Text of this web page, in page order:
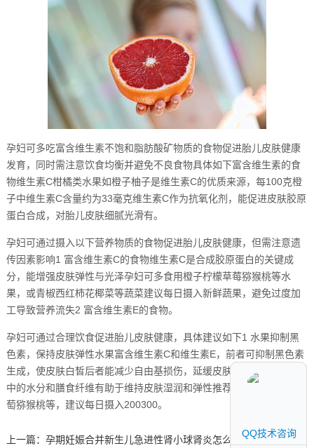
孕妇可多吃富含维生素不饱和脂肪酸矿物质的食物促进胎儿皮肤健康
发育，同时需注意饮食均衡并避免不良食物具体如下富含维生素的食
物维生素C柑橘类水果如橙子柚子是维生素C的优质来源，每100克橙
子中维生素C含量约为33毫克维生素C作为抗氧化剂，能促进皮肤胶原
蛋白合成，对胎儿皮肤细腻光滑有。
孕妇可通过摄入以下营养物质的食物促进胎儿皮肤健康，但需注意遗
传因素影响1 富含维生素C的食物维生素C是合成胶原蛋白的关键成
分，能增强皮肤弹性与光泽孕妇可多食用橙子柠檬草莓猕猴桃等水
果，或青椒西红柿花椰菜等蔬菜建议每日摄入新鲜蔬果，避免过度加
工导致营养流失2 富含维生素E的食物。
孕妇可通过合理饮食促进胎儿皮肤健康，具体建议如下1 水果抑制黑
色素，保持皮肤弹性水果富含维生素C和维生素E，前者可抑制黑色素
生成，使皮肤白皙后者能减少自由基损伤，延缓皮肤老化同时，水果
中的水分和膳食纤维有助于维持皮肤湿润和弹性推荐选择苹果橙子葡
萄猕猴桃等，建议每日摄入200300。
上一篇： 孕期妊娠合并新生儿急进性肾小球肾炎怎么激素免疫抑制
QQ技术咨询
QQ技术咨询